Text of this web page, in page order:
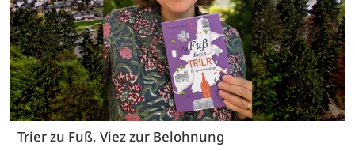
Trier zu Fuß, Viez zur Belohnung